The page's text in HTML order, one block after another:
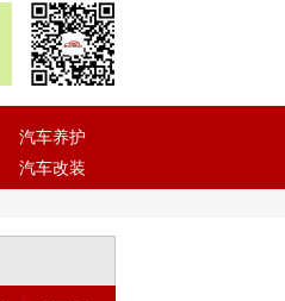
汽车养护
汽车改装